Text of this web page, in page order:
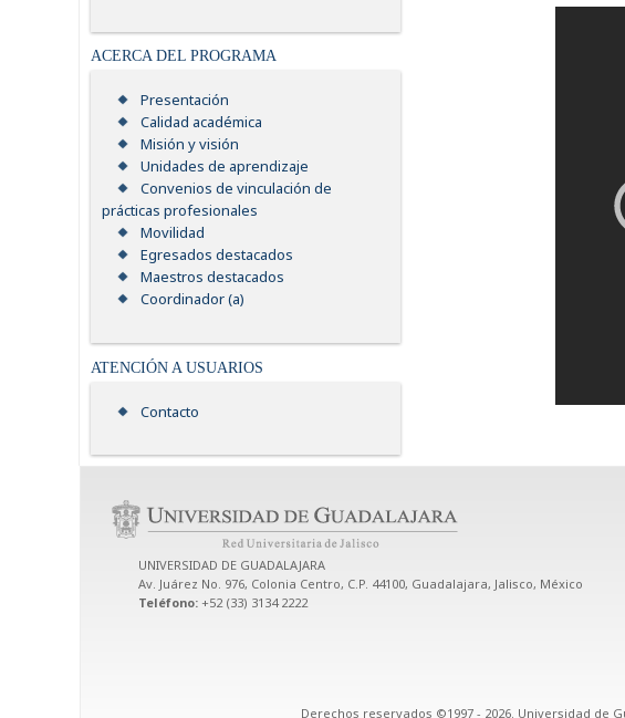
ACERCA DEL PROGRAMA
Presentación
Calidad académica
Misión y visión
Unidades de aprendizaje
Convenios de vinculación de
prácticas profesionales
Movilidad
Egresados destacados
Maestros destacados
Coordinador (a)
ATENCIÓN A USUARIOS
Contacto
UNIVERSIDAD DE GUADALAJARA
Av. Juárez No. 976, Colonia Centro, C.P. 44100, Guadalajara, Jalisco, México
Teléfono: +52 (33) 3134 2222
Derechos reservados ©1997 - 2026. Universidad de